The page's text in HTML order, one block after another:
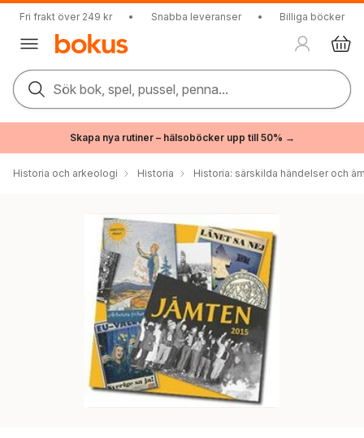
Fri frakt över 249 kr • Snabba leveranser • Billiga böcker
Sök bok, spel, pussel, penna...
Skapa nya rutiner – hälsoböcker upp till 50% →
Historia och arkeologi Historia Historia: särskilda händelser och